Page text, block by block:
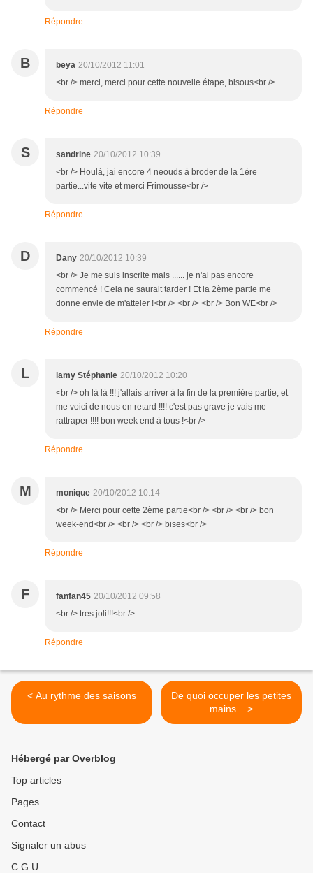
Répondre
B beya 20/10/2012 11:01
<br /> merci, merci pour cette nouvelle étape, bisous<br />
Répondre
S sandrine 20/10/2012 10:39
<br /> Houlà, jai encore 4 neouds à broder de la 1ère
partie...vite vite et merci Frimousse<br />
Répondre
D Dany 20/10/2012 10:39
<br /> Je me suis inscrite mais ...... je n'ai pas encore
commencé ! Cela ne saurait tarder ! Et la 2ème partie me
donne envie de m'atteler !<br /> <br /> <br /> Bon WE<br />
Répondre
L lamy Stéphanie 20/10/2012 10:20
<br /> oh là là !!! j'allais arriver à la fin de la première partie, et
me voici de nous en retard !!!! c'est pas grave je vais me
rattraper !!!! bon week end à tous !<br />
Répondre
M monique 20/10/2012 10:14
<br /> Merci pour cette 2ème partie<br /> <br /> <br /> bon
week-end<br /> <br /> <br /> bises<br />
Répondre
F fanfan45 20/10/2012 09:58
<br /> tres joli!!!<br />
Répondre
< Au rythme des saisons
De quoi occuper les petites
mains... >
Hébergé par Overblog
Top articles
Pages
Contact
Signaler un abus
C.G.U.